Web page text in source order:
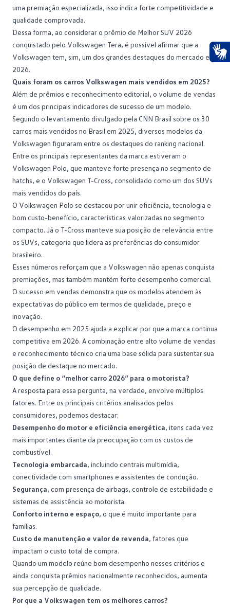
uma premiação especializada, isso indica forte competitividade e
qualidade comprovada.
Dessa forma, ao considerar o prêmio de Melhor SUV 2026
conquistado pelo Volkswagen Tera, é possível afirmar que a
Volkswagen tem, sim, um dos grandes destaques do mercado em
2026.
Quais foram os carros Volkswagen mais vendidos em 2025?
Além de prêmios e reconhecimento editorial, o volume de vendas
é um dos principais indicadores de sucesso de um modelo.
Segundo o levantamento divulgado pela CNN Brasil sobre os 30
carros mais vendidos no Brasil em 2025, diversos modelos da
Volkswagen figuraram entre os destaques do ranking nacional.
Entre os principais representantes da marca estiveram o
Volkswagen Polo, que manteve forte presença no segmento de
hatchs, e o Volkswagen T-Cross, consolidado como um dos SUVs
mais vendidos do país.
O Volkswagen Polo se destacou por unir eficiência, tecnologia e
bom custo-benefício, características valorizadas no segmento
compacto. Já o T-Cross manteve sua posição de relevância entre
os SUVs, categoria que lidera as preferências do consumidor
brasileiro.
Esses números reforçam que a Volkswagen não apenas conquista
premiações, mas também mantém forte desempenho comercial.
O sucesso em vendas demonstra que os modelos atendem às
expectativas do público em termos de qualidade, preço e
inovação.
O desempenho em 2025 ajuda a explicar por que a marca continua
competitiva em 2026. A combinação entre alto volume de vendas
e reconhecimento técnico cria uma base sólida para sustentar sua
posição de destaque no mercado.
O que define o “melhor carro 2026” para o motorista?
A resposta para essa pergunta, na verdade, envolve múltiplos
fatores. Entre os principais critérios analisados pelos
consumidores, podemos destacar:
Desempenho do motor e eficiência energética, itens cada vez
mais importantes diante da preocupação com os custos de
combustível.
Tecnologia embarcada, incluindo centrais multimídia,
conectividade com smartphones e assistentes de condução.
Segurança, com presença de airbags, controle de estabilidade e
sistemas de assistência ao motorista.
Conforto interno e espaço, o que é muito importante para
famílias.
Custo de manutenção e valor de revenda, fatores que
impactam o custo total de compra.
Quando um modelo reúne bom desempenho nesses critérios e
ainda conquista prêmios nacionalmente reconhecidos, aumenta
sua percepção de qualidade.
Por que a Volkswagen tem os melhores carros?